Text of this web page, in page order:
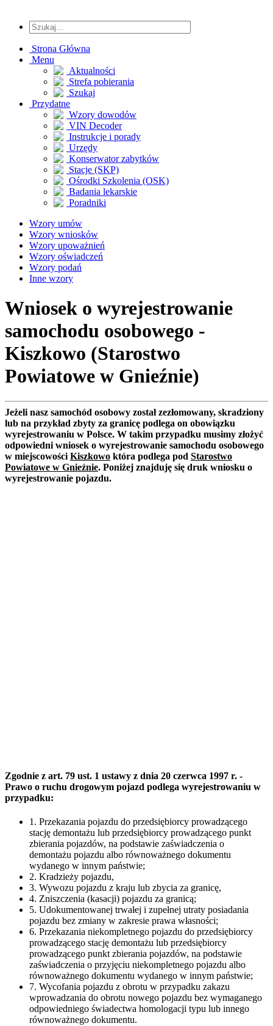
Strona Główna
Menu
Aktualności
Strefa pobierania
Szukaj
Przydatne
Wzory dowodów
VIN Decoder
Instrukcje i porady
Urzędy
Konserwator zabytków
Stacje (SKP)
Ośrodki Szkolenia (OSK)
Badania lekarskie
Poradniki
Wzory umów
Wzory wniosków
Wzory upoważnień
Wzory oświadczeń
Wzory podań
Inne wzory
Wniosek o wyrejestrowanie
samochodu osobowego -
Kiszkowo (Starostwo
Powiatowe w Gnieźnie)
Jeżeli nasz samochód osobowy został zezłomowany, skradziony
lub na przykład zbyty za granicę podlega on obowiązku
wyrejestrowaniu w Polsce. W takim przypadku musimy złożyć
odpowiedni wniosek o wyrejestrowanie samochodu osobowego
w miejscowości Kiszkowo która podlega pod Starostwo
Powiatowe w Gnieźnie. Poniżej znajduję się druk wniosku o
wyrejestrowanie pojazdu.
Zgodnie z art. 79 ust. 1 ustawy z dnia 20 czerwca 1997 r. -
Prawo o ruchu drogowym pojazd podlega wyrejestrowaniu w
przypadku:
1. Przekazania pojazdu do przedsiębiorcy prowadzącego
stację demontażu lub przedsiębiorcy prowadzącego punkt
zbierania pojazdów, na podstawie zaświadczenia o
demontażu pojazdu albo równoważnego dokumentu
wydanego w innym państwie;
2. Kradzieży pojazdu,
3. Wywozu pojazdu z kraju lub zbycia za granicę,
4. Zniszczenia (kasacji) pojazdu za granicą;
5. Udokumentowanej trwałej i zupełnej utraty posiadania
pojazdu bez zmiany w zakresie prawa własności;
6. Przekazania niekompletnego pojazdu do przedsiębiorcy
prowadzącego stację demontażu lub przedsiębiorcy
prowadzącego punkt zbierania pojazdów, na podstawie
zaświadczenia o przyjęciu niekompletnego pojazdu albo
równoważnego dokumentu wydanego w innym państwie;
7. Wycofania pojazdu z obrotu w przypadku zakazu
wprowadzania do obrotu nowego pojazdu bez wymaganego
odpowiedniego świadectwa homologacji typu lub innego
równoważnego dokumentu.